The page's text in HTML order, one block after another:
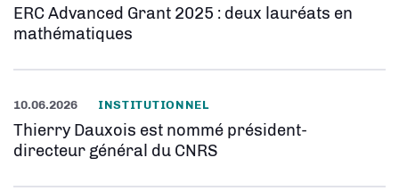
ERC Advanced Grant 2025 : deux lauréats en
mathématiques
10.06.2026 INSTITUTIONNEL
Thierry Dauxois est nommé président-
directeur général du CNRS